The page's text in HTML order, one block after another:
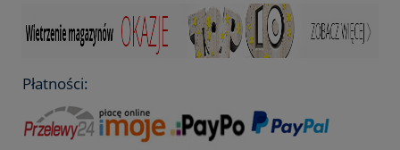
- częstotliwość znamionowa (f) 50Hz
- prąd znamionowy (In) 125A
- minimalny prąd wyłączalny 380A
- maksymalna zdolność wyłączania 63kA
- całka przedłukowa 17200 A²·s
- całka wyłączania 472000 A²·s
- straty mocy 183W
- opcje wykonania z wybijakiem
- siła wybijaka 80N
Płatności: